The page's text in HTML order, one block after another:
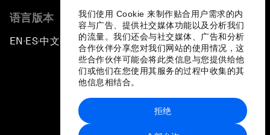
我们使用 Cookie 来制作贴合用户需求的内
容与广告、提供社交媒体功能以及分析我们
的流量。我们还会与社交媒体、广告和分析
合作伙伴分享您对我们网站的使用情况，这
些合作伙伴可能会将此类信息与您提供给他
们或他们在您使用其服务的过程中收集的其
他信息相结合。
拒绝
语言版本
EN ▪ES▪中文▪ 日本語